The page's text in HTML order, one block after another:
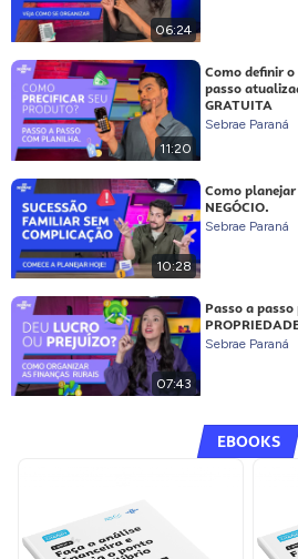
06:24
11:20
Como definir o
passo
GRATUITA
Sebrae Paraná
10:28
Como planejar
NEGÓCIO.
Sebrae Paraná
07:43
Passo a
Sebrae Paraná
EBOOKS